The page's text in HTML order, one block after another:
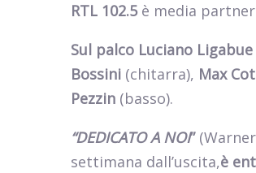
RTL 102.5è media
Sul palco Luciano
Bossini (chitarra), Max
Pezzin (basso).
“DEDICATO A NOI”
settimana dall’uscita,è